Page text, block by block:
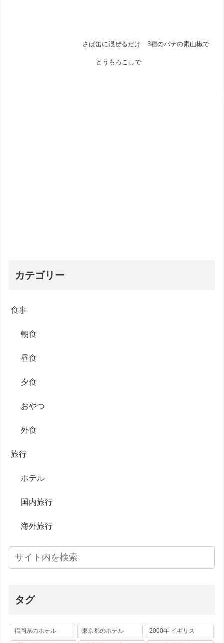
さば缶に混ぜるだけ 3種のパテの素山椒で
とうもろこしで
カテゴリー
食事
朝食
昼食
夕食
おやつ
外食
旅行
ホテル
国内旅行
海外旅行
タグ
福岡県のホテル 東京都のホテル 2000年 イギリス